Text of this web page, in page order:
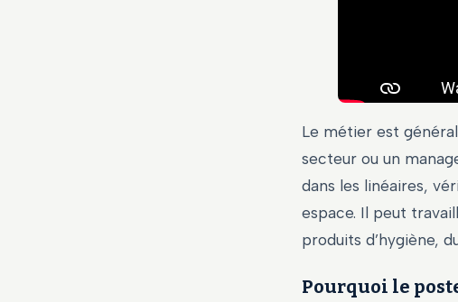
Le métier est
secteur ou un
dans les linéaires,
espace. Il peut
produits d’hygiène,
Pourquoi le